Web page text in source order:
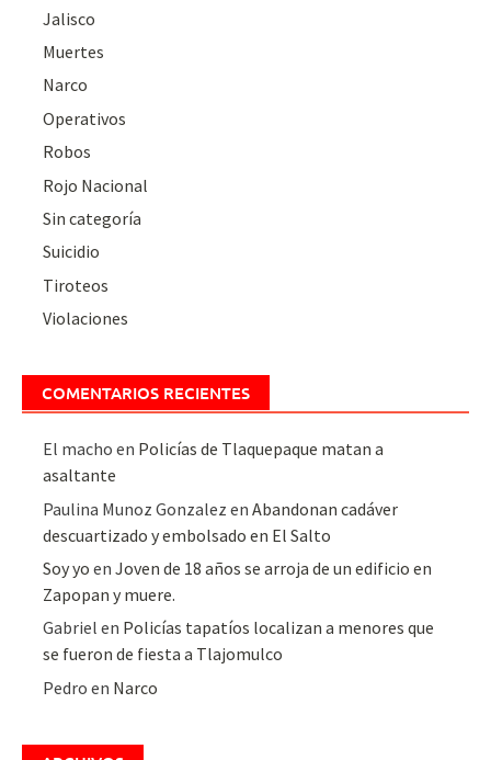
Jalisco
Muertes
Narco
Operativos
Robos
Rojo Nacional
Sin categoría
Suicidio
Tiroteos
Violaciones
COMENTARIOS RECIENTES
El macho en Policías de Tlaquepaque matan a
asaltante
Paulina Munoz Gonzalez enAbandonan cadáver
descuartizado y embolsado en El Salto
Soy yo enJoven de 18 años se arroja de un edificio en
Zapopan y muere.
Gabriel en Policías tapatíos localizan a menores que
se fueron de fiesta a Tlajomulco
Pedro en Narco